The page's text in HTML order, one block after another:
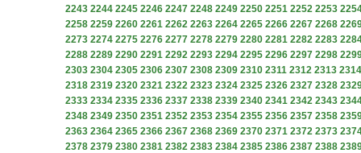
2243 2244 2245 2246 2247 2248 2249 2250 2251 2252 2253
2258 2259 2260 2261 2262 2263 2264 2265 2266 2267 2268
2273 2274 2275 2276 2277 2278 2279 2280 2281 2282 2283
2288 2289 2290 2291 2292 2293 2294 2295 2296 2297 2298
2303 2304 2305 2306 2307 2308 2309 2310 2311 2312 2313 2314
2318 2319 2320 2321 2322 2323 2324 2325 2326 2327 2328
2333 2334 2335 2336 2337 2338 2339 2340 2341 2342 2343
2348 2349 2350 2351 2352 2353 2354 2355 2356 2357 2358
2363 2364 2365 2366 2367 2368 2369 2370 2371 2372 2373
2378 2379 2380 2381 2382 2383 2384 2385 2386 2387 2388